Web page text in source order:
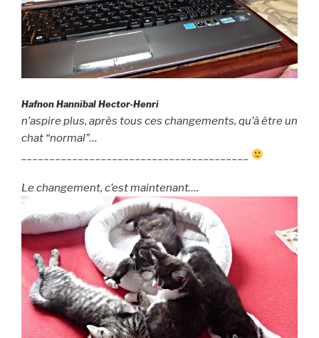
Hafnon Hannibal Hector-Henri
n’aspire plus, après tous ces changements, qu’à être un
chat “normal”…
Le changement, c’est maintenant….